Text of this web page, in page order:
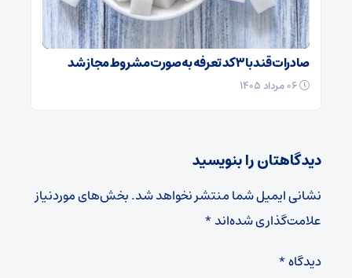
صادرات قند با ۳ کد تعرفه به‌صورت مشروط مجاز شد
دیدگاهتان را بنویسید
نشانی ایمیل شما منتشر نخواهد شد.بخش‌های موردنیاز
علامت‌گذاری شده‌اند*
دیدگاه*